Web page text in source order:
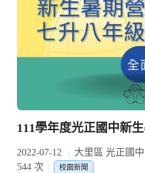
111學年度光正國中新
2022-07-12 大里區 光正國
544 次
校園新聞